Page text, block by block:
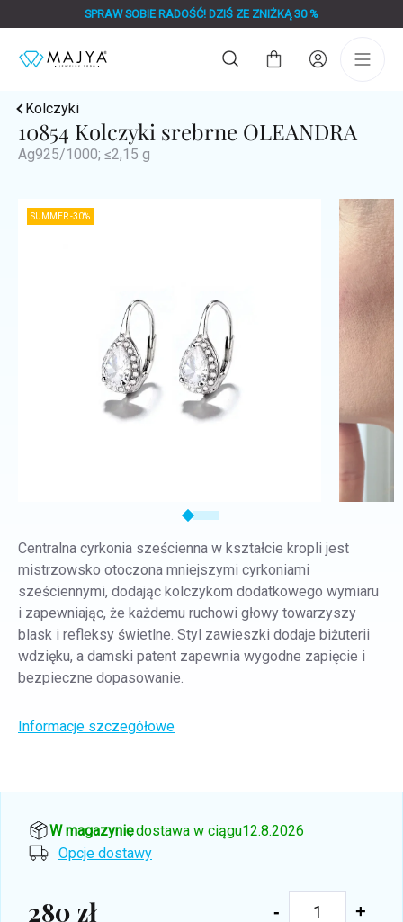
do
SPRAW SOBIE RADOŚĆ! DZIŚ ZE ZNIŻKĄ 30 %
Koszyk
Kolczyki
10854 Kolczyki srebrne OLEANDRA
Ag925/1000; ≤2,15 g
SUMMER -30%
Centralna cyrkonia sześcienna w kształcie kropli jest
mistrzowsko otoczona mniejszymi cyrkoniami
sześciennymi, dodając kolczykom dodatkowego wymiaru
i zapewniając, że każdemu ruchowi głowy towarzyszy
blask i refleksy świetlne. Styl zawieszki dodaje biżuterii
wdzięku, a damski patent zapewnia wygodne zapięcie i
bezpieczne dopasowanie.
Informacje szczegółowe
W magazynie, dostawa w ciągu12.8.2026
Opcje dostawy
280 zł